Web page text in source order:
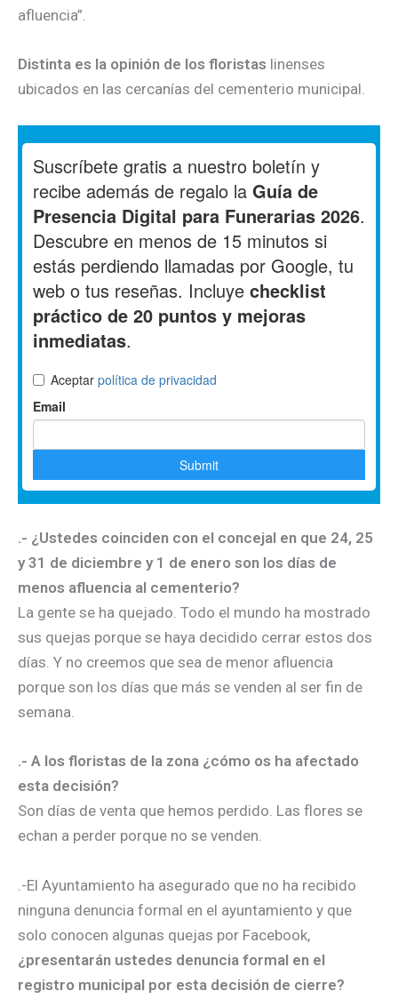
afluencia”.
Distinta es la opinión de los floristas linenses
ubicados en las cercanías del cementerio municipal.
.- ¿Ustedes coinciden con el concejal en que 24, 25
y 31 de diciembre y 1 de enero son los días de
menos afluencia al cementerio?
La gente se ha quejado. Todo el mundo ha mostrado
sus quejas porque se haya decidido cerrar estos dos
días. Y no creemos que sea de menor afluencia
porque son los días que más se venden al ser fin de
semana.
.- A los floristas de la zona ¿cómo os ha afectado
esta decisión?
Son días de venta que hemos perdido. Las flores se
echan a perder porque no se venden.
.-El Ayuntamiento ha asegurado que no ha recibido
ninguna denuncia formal en el ayuntamiento y que
solo conocen algunas quejas por Facebook,
¿presentarán ustedes denuncia formal en el
registro municipal por esta decisión de cierre?